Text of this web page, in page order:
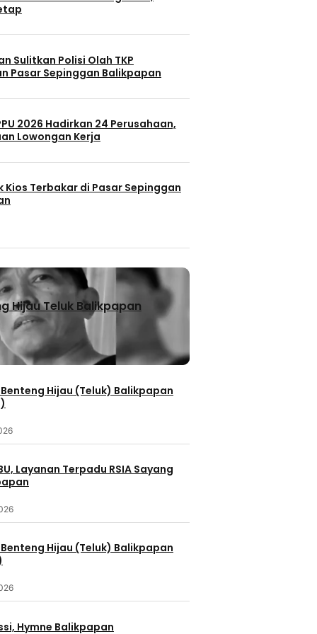
Sulitkan Polisi Olah TKP
Pasar Sepinggan Balikpapan
2026 Hadirkan 24 Perusahaan,
Lowongan Kerja
Kios Terbakar di Pasar Sepinggan
Hijau Teluk Balikpapan
Hijau (Teluk) Balikpapan
Layanan Terpadu RSIA Sayang
Hijau (Teluk) Balikpapan
Hymne Balikpapan